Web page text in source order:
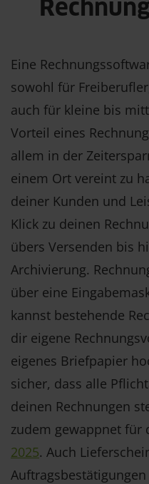
Eine
sowohl für
auch für kleine bis
Vorteil eines
allem in der
einem Ort vereint zu
deiner Kunden und
Klick zu deinen
übers Versenden bis
Archivierung.
über eine
kannst bestehende
dir eigene
eigenes Briefpapier
sicher, dass alle
deinen Rechnungen
zudem gewappnet für
2025. Auch